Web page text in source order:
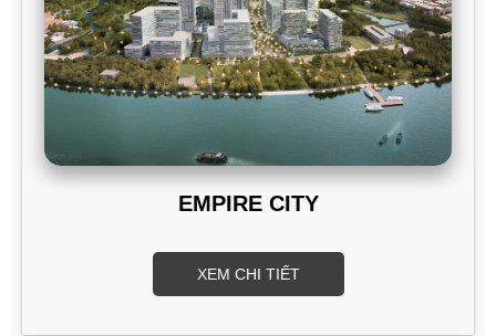
EMPIRE CITY
XEM CHI TIẾT